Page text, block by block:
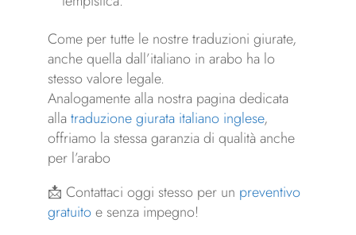
Come per tutte le nostre traduzioni giurate,
anche quella dall’italiano in arabo ha lo
stesso valore legale.
Analogamente alla nostra pagina dedicata
allatraduzione giurata italiano inglese,
offriamo la stessa garanzia di qualità anche
per l’arabo
📩 Contattaci oggi stesso per un preventivo
gratuitoe senza impegno!